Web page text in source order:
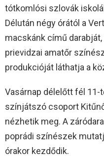
tótkomlósi szlovák
Délután négy órától a
macskánk című
prievidzai amatőr
produkcióját láthatja a
Vasárnap délelőtt fél 11-
színjátszó csoport
nézhetik meg. A
poprádi színészek
órakor kezdődik.